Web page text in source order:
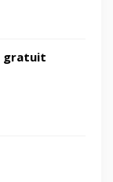
gratuit